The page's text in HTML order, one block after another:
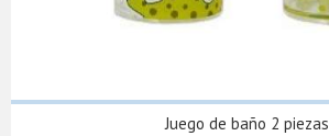
Juego de baño 2 piezas